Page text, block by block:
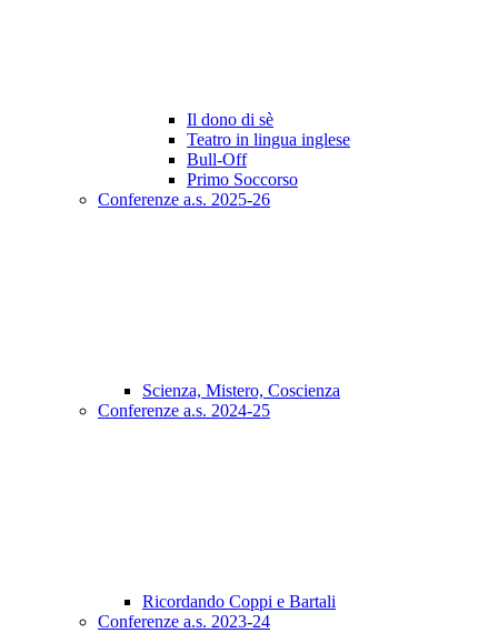
Il dono di sè
Teatro in lingua inglese
Bull-Off
Primo Soccorso
Conferenze a.s. 2025-26
Scienza, Mistero, Coscienza
Conferenze a.s. 2024-25
Ricordando Coppi e Bartali
Conferenze a.s. 2023-24